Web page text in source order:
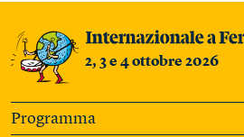
2, 3 e 4 ottobre 2026
Programma